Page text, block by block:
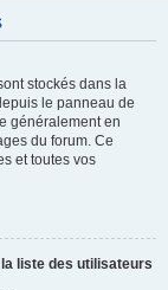
stockés dans la
le panneau de
généralement en
du forum. Ce
et toutes vos
liste des utilisateurs